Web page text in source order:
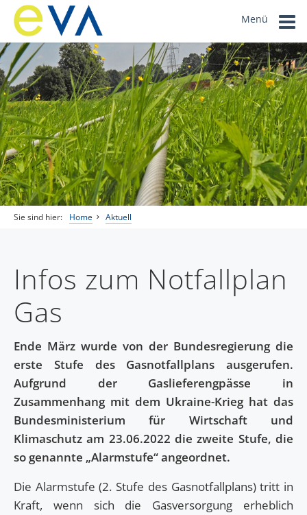
Menü
Sie sind hier: Home Aktuell
Infos zum Notfallplan
Gas
Ende März wurde von der Bundesregierung die
erste Stufe des Gasnotfallplans ausgerufen.
Aufgrund der Gaslieferengpässe in
Zusammenhang mit dem Ukraine-Krieg hat das
Bundesministerium für Wirtschaft und
Klimaschutz am 23.06.2022 die zweite Stufe, die
so genannte „Alarmstufe“ angeordnet.
Die Alarmstufe (2. Stufe des Gasnotfallplans) tritt in
Kraft, wenn sich die Gasversorgung erheblich